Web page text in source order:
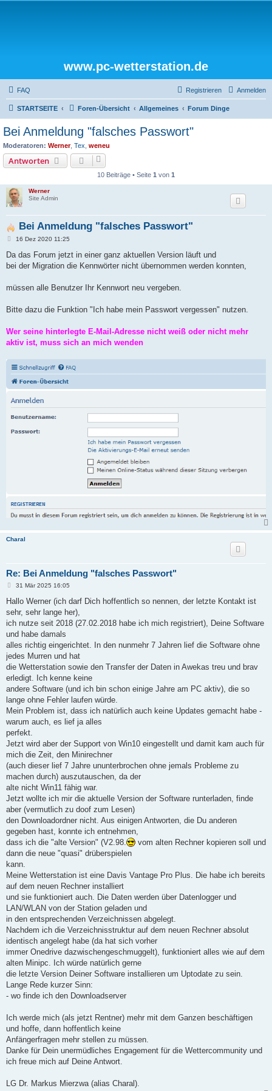
www.pc-wetterstation.de
FAQ Anmelden
Registrieren
STARTSEITE Foren-Übersicht Allgemeines Forum Dinge
Bei Anmeldung "falsches Passwort"
Moderatoren: Werner, Tex weneu
Antworten
10 Beiträge • Seite 1 von 1
Werner
Site Admin
Bei Anmeldung "falsches Passwort"
B
i
r
16 Dez 2020 11:25
Da das Forum jetzt in einer ganz aktuellen Version läuft und
bei der Migration die Kennwörter nicht übernommen werden konnten,
müssen alle Benutzer Ihr Kennwort neu vergeben.
Bitte dazu die Funktion "Ich habe mein Passwort vergessen" nutzen.
Wer seine hinterlegte E-Mail-Adresse nicht weiß oder nicht mehr
aktiv ist, muss sich an mich wenden
Charal
Re: Bei Anmeldung "falsches Passwort"
B
i
r
a
31 Mär 2025 16:05
Hallo Werner (ich darf Dich hoffentlich so nennen, der letzte Kontakt ist
sehr, sehr lange her),
ich nutze seit 2018 (27.02.2018 habe ich mich registriert), Deine Software
und habe damals
alles richtig eingerichtet. In den nunmehr 7 Jahren lief die Software ohne
jedes Murren und hat
die Wetterstation sowie den Transfer der Daten in Awekas treu und brav
erledigt. Ich kenne keine
andere Software (und ich bin schon einige Jahre am PC aktiv), die so
lange ohne Fehler laufen würde.
Mein Problem ist, dass ich natürlich auch keine Updates gemacht habe -
warum auch, es lief ja alles
perfekt.
Jetzt wird aber der Support von Win10 eingestellt und damit kam auch für
mich die Zeit, den Minirechner
(auch dieser lief 7 Jahre ununterbrochen ohne jemals Probleme zu
machen durch) auszutauschen, da der
alte nicht Win11 fähig war.
Jetzt wollte ich mir die aktuelle Version der Software runterladen, finde
aber (vermutlich zu doof zum Lesen)
den Downloadordner nicht. Aus einigen Antworten, die Du anderen
gegeben hast, konnte ich entnehmen,
dass ich die "alte Version" (V2.98.
vom alten Rechner kopieren soll und
dann die neue "quasi" drüberspielen
kann.
Meine Wetterstation ist eine Davis Vantage Pro Plus. Die habe ich bereits
auf dem neuen Rechner installiert
und sie funktioniert auch. Die Daten werden über Datenlogger und
LAN/WLAN von der Station geladen und
in den entsprechenden Verzeichnissen abgelegt.
Nachdem ich die Verzeichnisstruktur auf dem neuen Rechner absolut
identisch angelegt habe (da hat sich vorher
immer Onedrive dazwischengeschmuggelt), funktioniert alles wie auf dem
alten Minipc. Ich würde natürlich gerne
die letzte Version Deiner Software installieren um Uptodate zu sein.
Lange Rede kurzer Sinn:
- wo finde ich den Downloadserver
Ich werde mich (als jetzt Rentner) mehr mit dem Ganzen beschäftigen
und hoffe, dann hoffentlich keine
Anfängerfragen mehr stellen zu müssen.
Danke für Dein unermüdliches Engagement für die Wettercommunity und
ich freue mich auf Deine Antwort.
LG Dr. Markus Mierzwa (alias Charal).